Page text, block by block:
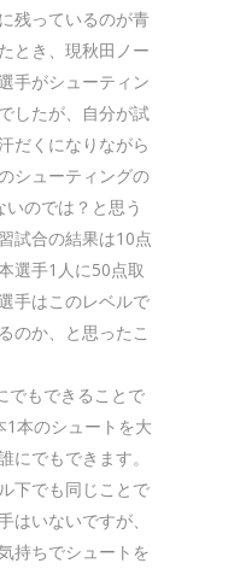
残っているのが青
とき、現秋田ノー
手がシューティン
したが、自分が試
だくになりながら
シューティングの
のでは？と思う
試合の結果は10点
選手1人に50点取
手はこのレベルで
のか、と思ったこ
でもできることで
1本のシュートを大
にでもできます。
下でも同じことで
はいないですが、
持ちでシュートを